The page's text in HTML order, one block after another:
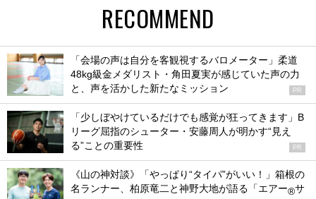
RECOMMEND
「会場の声は自分を客観視するバロメーター」柔道
48kg級金メダリスト・角田夏実が感じていた声の力
と、声を活かした新たなミッション
PR
「少しぼやけているだけでも感覚が狂ってきます」B
リーグ屈指のシューター・安藤周人が明かす“見え
る”ことの重要性
PR
《山の神対談》「やっぱり“タイパ”がいい！」箱根の
名ランナー、柏原竜二と神野大地が語る「エアー®サ